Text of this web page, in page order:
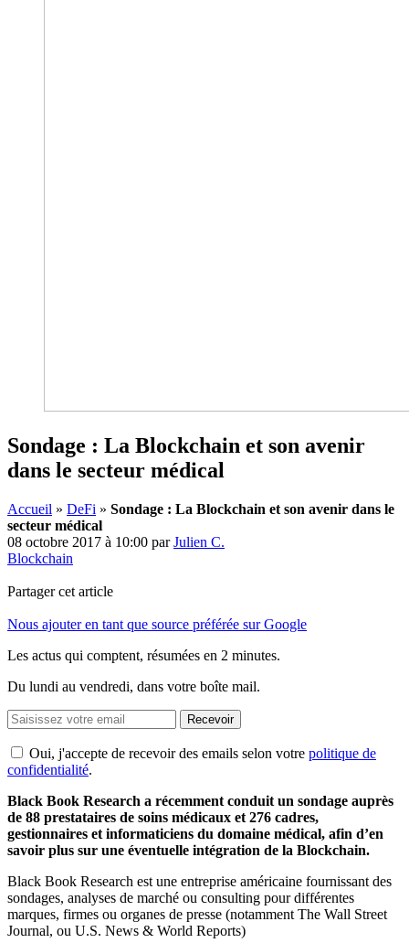
Sondage : La Blockchain et son avenir
dans le secteur médical
Accueil » DeFi » Sondage : La Blockchain et son avenir dans le
secteur médical
08 octobre 2017 à 10:00 parJulien C.
Blockchain
Partager cet article
Nous ajouter en tant que source préférée sur Google
Les actus qui comptent, résumées en 2 minutes.
Du lundi au vendredi, dans votre boîte mail.
Recevoir
Oui, j'accepte de recevoir des emails selon votre politique de
confidentialité.
Black Book Research a récemment conduit un sondage auprès
de 88 prestataires de soins médicaux et 276 cadres,
gestionnaires et informaticiens du domaine médical, afin d’en
savoir plus sur une éventuelle intégration de la Blockchain.
Black Book Research est une entreprise américaine fournissant des
sondages, analyses de marché ou consulting pour différentes
marques, firmes ou organes de presse (notamment The Wall Street
Journal, ou U.S. News & World Reports)